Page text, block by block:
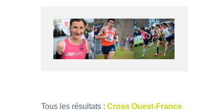
Tous les résultats : Cross Ouest-France